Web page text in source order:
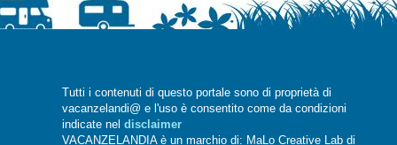
Tutti i contenuti di questo portale sono di proprietà di
vacanzelandi@ e l'uso è consentito come da condizioni
indicate nel disclaimer
VACANZELANDIA è un marchio di: MaLo Creative Lab di